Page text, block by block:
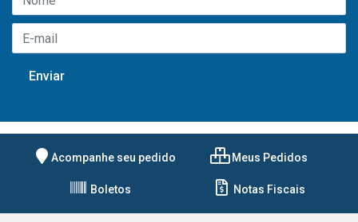
Acompanhe seu pedido Meus Pedidos
Boletos Notas Fiscais